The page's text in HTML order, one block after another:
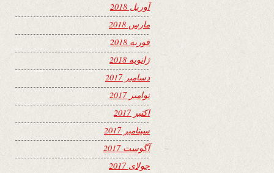
آوریل 2018
مارس 2018
فوریه 2018
ژانویه 2018
دسامبر 2017
نوامبر 2017
اکتبر 2017
سپتامبر 2017
آگوست 2017
جولای 2017